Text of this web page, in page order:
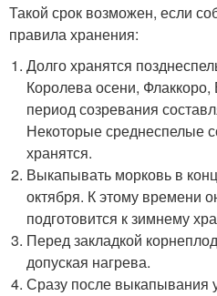
Такой срок возможен, если
правила хранения:
Долго хранятся
Королева осени,
период созревания
Некоторые среднеспелые
хранятся.
Выкапывать морковь в
октября. К этому времени
подготовится к зимнему
Перед закладкой
допуская нагрева.
Сразу после выкапывания